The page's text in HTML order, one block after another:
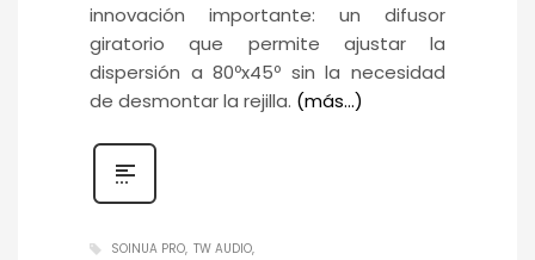
innovación importante: un difusor
giratorio que permite ajustar la
dispersión a 80ºx45º sin la necesidad
de desmontar la rejilla. (más…)
SOINUA PRO TW AUDIO